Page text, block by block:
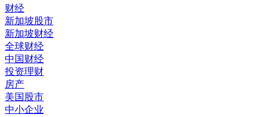
财经
新加坡股市
新加坡财经
全球财经
中国财经
投资理财
房产
美国股市
中小企业